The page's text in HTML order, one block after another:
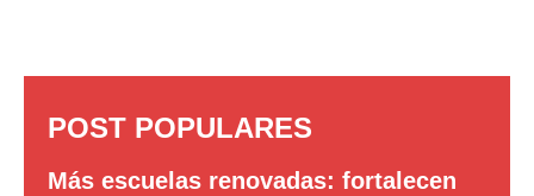
POST POPULARES
Más escuelas renovadas: fortalecen